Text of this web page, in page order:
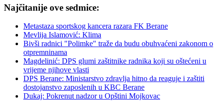
Najčitanije ove sedmice:
Metastaza sportskog kancera razara FK Berane
Mevlija Islamović: Klima
Bivši radnici "Polimke" traže da budu obuhvaćeni zakonom o
otpremninama
Magdelinić: DPS glumi zaštitnike radnika koji su oštećeni u
vrijeme njihove vlasti
DPS Berane: Ministarstvo zdravlja hitno da reaguje i zaštiti
dostojanstvo zaposlenih u KBC Berane
Dukaj: Pokrenut nadzor u Opštini Mojkovac